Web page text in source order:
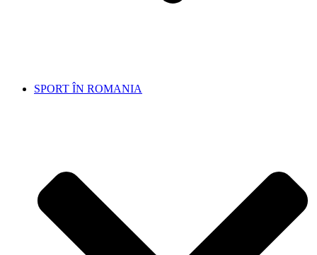
SPORT ÎN ROMANIA